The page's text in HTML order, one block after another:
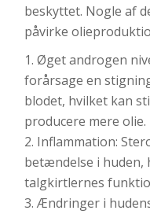
beskyttet. Nogle af
påvirke
Øget androgen
forårsage en
blodet, hvilket kan
producere mere olie.
Inflammation:
betændelse i huden,
talgkirtlernes
Ændringer i